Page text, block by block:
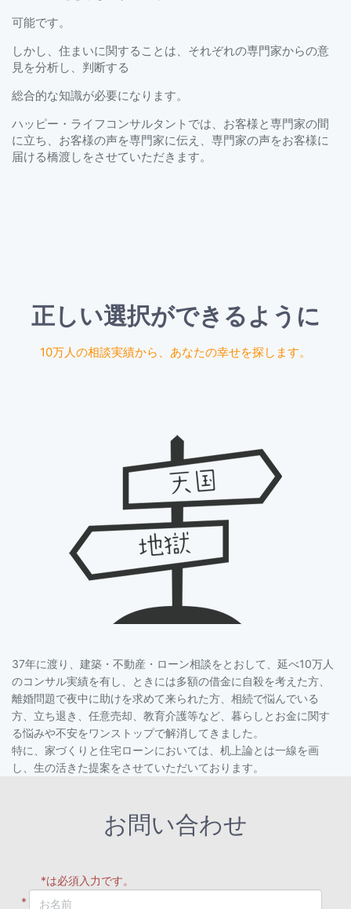
可能です。
しかし、住まいに関することは、それぞれの専門家からの意
見を分析し、判断する
総合的な知識が必要になります。
ハッピー・ライフコンサルタントでは、お客様と専門家の間
に立ち、お客様の声を専門家に伝え、専門家の声をお客様に
届ける橋渡しをさせていただきます。
正しい選択ができるように
10万人の相談実績から、あなたの幸せを探します。
37年に渡り、建築・不動産・ローン相談をとおして、延べ10万人
のコンサル実績を有し、ときには多額の借金に自殺を考えた方、
離婚問題で夜中に助けを求めて来られた方、相続で悩んでいる
方、立ち退き、任意売却、教育介護等など、暮らしとお金に関す
る悩みや不安をワンストップで解消してきました。
特に、家づくりと住宅ローンにおいては、机上論とは一線を画
し、生の活きた提案をさせていただいております。
お問い合わせ
*は必須入力です。
*